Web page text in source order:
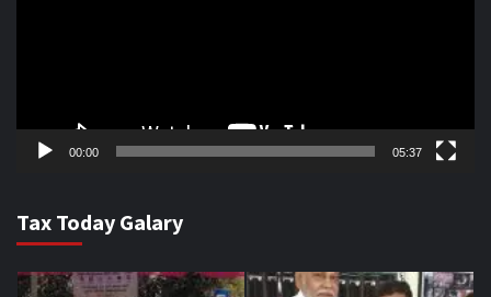
00:00 05:37
Tax Today Galary